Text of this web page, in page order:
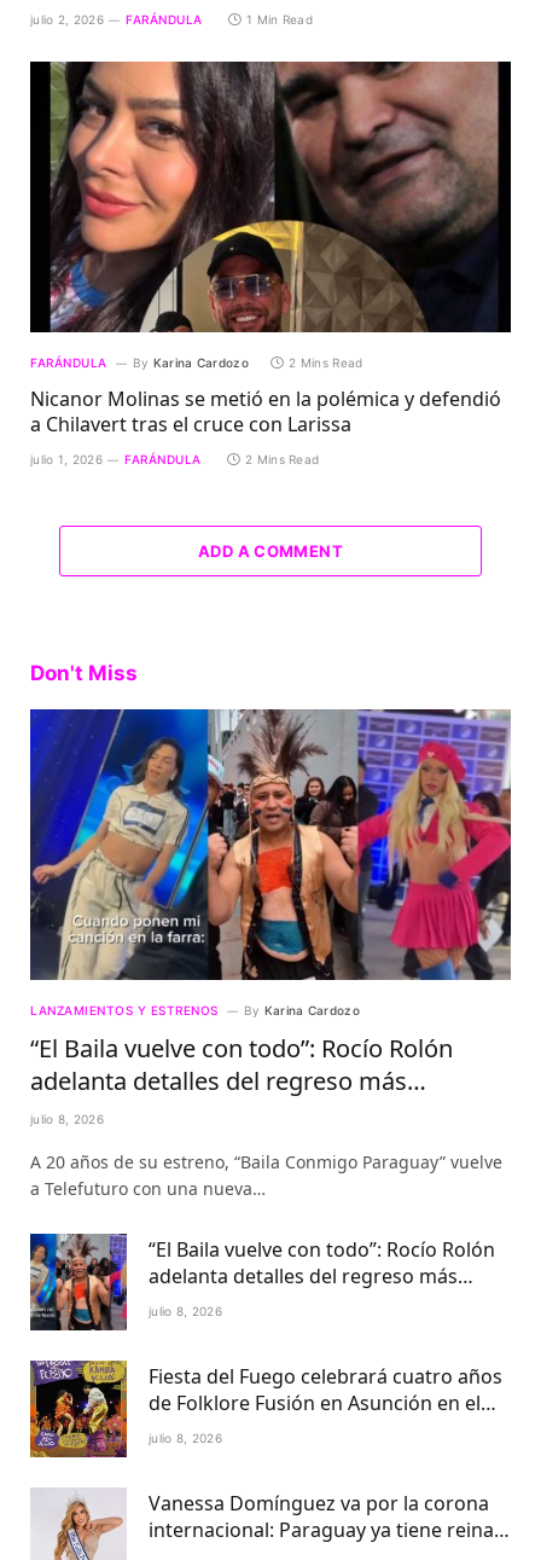
julio 2, 2026 FARÁNDULA 1 Min Read
FARÁNDULA By Karina Cardozo 2 Mins Read
Nicanor Molinas se metió en la polémica y defendió
a Chilavert tras el cruce con Larissa
julio 1, 2026 FARÁNDULA 2 Mins Read
ADD A COMMENT
Don't Miss
LANZAMIENTOS Y ESTRENOS By Karina Cardozo
“El Baila vuelve con todo”: Rocío Rolón
adelanta detalles del regreso más
esperado de la televisión paraguaya
julio 8, 2026
A 20 años de su estreno, “Baila Conmigo Paraguay” vuelve
a Telefuturo con una nueva…
“El Baila vuelve con todo”: Rocío Rolón
adelanta detalles del regreso más
esperado de la televisión paraguaya
julio 8, 2026
Fiesta del Fuego celebrará cuatro años
de Folklore Fusión en Asunción en el
Centro Cultural del Puerto
julio 8, 2026
Vanessa Domínguez va por la corona
internacional: Paraguay ya tiene reina